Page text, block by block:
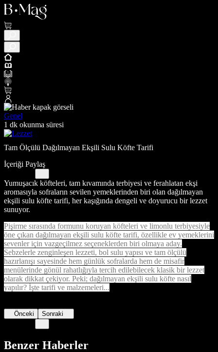
Genel
1 dk okunma süresi
Tam Ölçülü Dağılmayan Ekşili Sulu Köfte Tarifi
İçeriği Paylaş
Yumuşacık köfteleri, tam kıvamında terbiyesi ve ferahlatan ekşi
aromasıyla sofraların sevilen yemeklerinden biri olan dağılmayan
ekşili sulu köfte tarifi, her kaşığında dengeli ve doyurucu bir lezzet
sunuyor.
Pişirme sırasında formunu koruyan köfteleri ve limonlu terbiyesiyle
öne çıkan dağılmayan ekşili sulu köfte tarifi, özellikle ev yemeklerini
sevenler için vazgeçilmez seçeneklerden biri olmaya aday.
Sebzelerle zenginleşen lezzeti, bol sulu yapısı ve tam ölçülü
hazırlanışı sayesinde hem günlük sofralarda hem de misafir
menülerinde gönül rahatlığıyla tercih edilebilecek klasik bir lezzet
olarak dikkat çekiyor. Peki; dağılmayan ekşili sulu köfte nasıl
yapılır? İşte tarifi ve malzemeleri...
Önceki Sonraki
Benzer Haberler